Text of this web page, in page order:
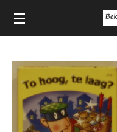
Ga
direct
hoofdinhoud